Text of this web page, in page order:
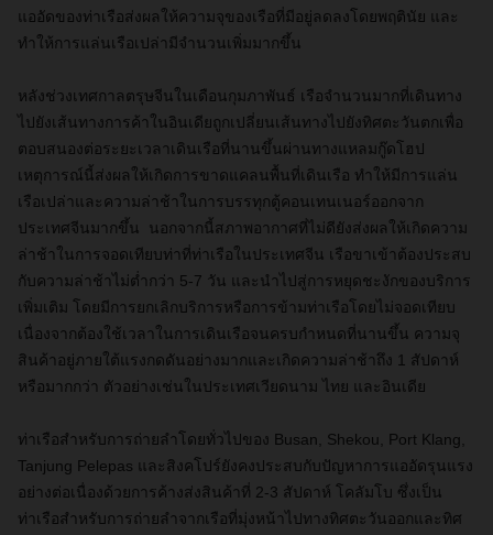
แออัดของท่าเรือส่งผลให้ความจุของเรือที่มีอยู่ลดลงโดยพฤตินัย และ
ทำให้การแล่นเรือเปล่ามีจำนวนเพิ่มมากขึ้น
หลังช่วงเทศกาลตรุษจีนในเดือนกุมภาพันธ์ เรือจำนวนมากที่เดินทาง
ไปยังเส้นทางการค้าในอินเดียถูกเปลี่ยนเส้นทางไปยังทิศตะวันตกเพื่อ
ตอบสนองต่อระยะเวลาเดินเรือที่นานขึ้นผ่านทางแหลมกู๊ดโฮป
เหตุการณ์นี้ส่งผลให้เกิดการขาดแคลนพื้นที่เดินเรือ ทำให้มีการแล่น
เรือเปล่าและความล่าช้าในการบรรทุกตู้คอนเทนเนอร์ออกจาก
ประเทศจีนมากขึ้น นอกจากนี้สภาพอากาศที่ไม่ดียังส่งผลให้เกิดความ
ล่าช้าในการจอดเทียบท่าที่ท่าเรือในประเทศจีน เรือขาเข้าต้องประสบ
กับความล่าช้าไม่ต่ำกว่า 5-7 วัน และนำไปสู่การหยุดชะงักของบริการ
เพิ่มเติม โดยมีการยกเลิกบริการหรือการข้ามท่าเรือโดยไม่จอดเทียบ
เนื่องจากต้องใช้เวลาในการเดินเรือจนครบกำหนดที่นานขึ้น ความจุ
สินค้าอยู่ภายใต้แรงกดดันอย่างมากและเกิดความล่าช้าถึง 1 สัปดาห์
หรือมากกว่า ตัวอย่างเช่นในประเทศเวียดนาม ไทย และอินเดีย
ท่าเรือสำหรับการถ่ายลำโดยทั่วไปของ Busan, Shekou, Port Klang,
Tanjung Pelepas และสิงคโปร์ยังคงประสบกับปัญหาการแออัดรุนแรง
อย่างต่อเนื่องด้วยการค้างส่งสินค้าที่ 2-3 สัปดาห์ โคลัมโบ ซึ่งเป็น
ท่าเรือสำหรับการถ่ายลำจากเรือที่มุ่งหน้าไปทางทิศตะวันออกและทิศ